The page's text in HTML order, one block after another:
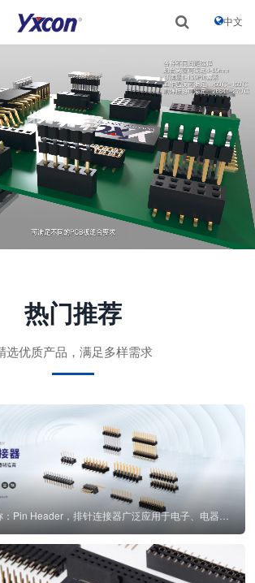
中文
热门推荐
选优质产品，满足多样需求